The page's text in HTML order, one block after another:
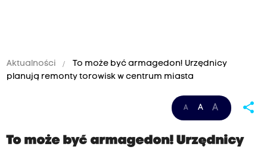
Aktualności
To może być armagedon! Urzędnicy
planują remonty torowisk w centrum miasta
A A A share
To może być armagedon! Urzędnicy